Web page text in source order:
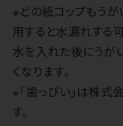
※どの紙コップもう
用すると水漏れする
水を入れた後にうが
くなります。
※「歯っぴい」は株
す。